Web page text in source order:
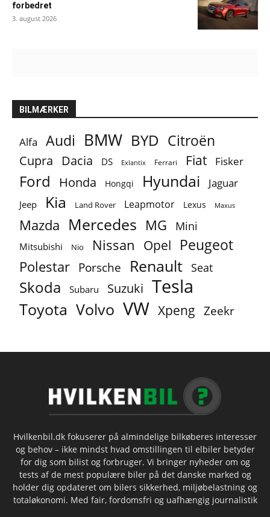
forbedret
3. august 2026
BILMÆRKER
Alfa Audi BMW BYD Citroën
Cupra Dacia DS Exlantix Ferrari Fiat Fisker
Ford Honda Hongqi Hyundai Jaguar
Jeep Kia Land Rover Leapmotor Lexus Maxus
Mazda Mercedes MG Mini
Mitsubishi Nio Nissan Opel Peugeot
Polestar Porsche Renault Seat
Skoda Subaru Suzuki Tesla
Toyota Volvo VW Xpeng Zeekr
Hvilkenbil.dk fokuserer på almindelige bilkøberes interesser
og behov – ikke mindst hvad omstillingen til elbiler betyder
for dig som bilist og forbruger. Vi bringer nyheder om og
tests af de mest populære biler på det danske marked og
holder dig opdateret om bilers sikkerhed, miljøbelastning og
totaløkonomi. Med fair, fordomsfri og uafhængig journalistik